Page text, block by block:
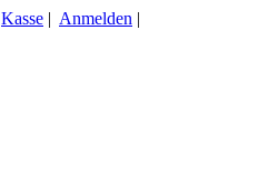
Kasse | Anmelden |